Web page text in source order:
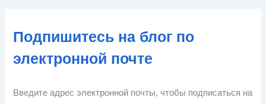
Подпишитесь на блог по
электронной почте
Введите адрес электронной почты, чтобы подписаться на